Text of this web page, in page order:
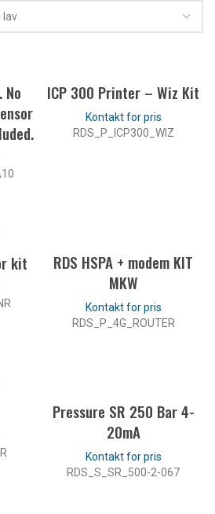
No
ICP 300 Printer – Wiz Kit
RDS_P_ICP300_WIZ
kit
RDS HSPA + modem KIT
MKW
RDS_P_4G_ROUTER
Pressure SR 250 Bar 4-
20mA
RDS_S_SR_500-2-067